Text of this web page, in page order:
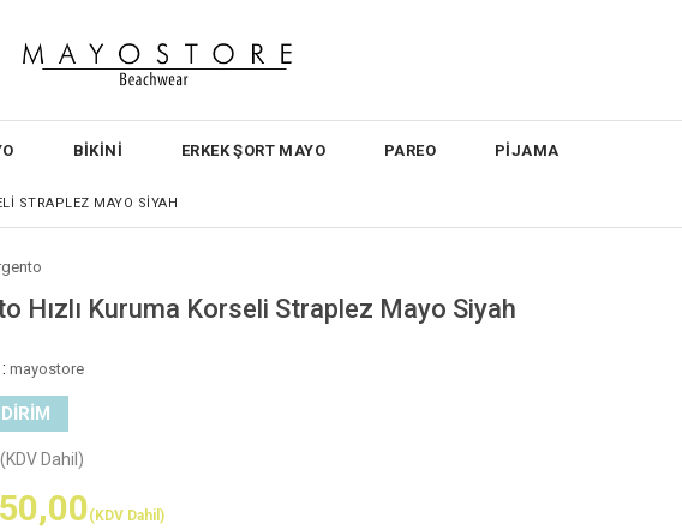
BİKİNİ ERKEK ŞORT MAYO PAREO PİJAMA
STRAPLEZ MAYO SIYAH
Hızlı Kuruma Korseli Straplez Mayo Siyah
: mayostore
(KDV Dahil)
(KDV Dahil)